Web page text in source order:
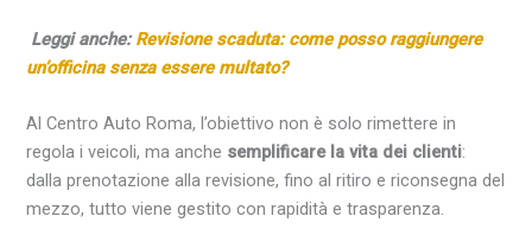
Leggi anche:Revisione scaduta: come posso raggiungere
un’officina senza essere multato?
Al Centro Auto Roma, l’obiettivo non è solo rimettere in
regola i veicoli, ma anche semplificare la vita dei clienti:
dalla prenotazione alla revisione, fino al ritiro e riconsegna del
mezzo, tutto viene gestito con rapidità e trasparenza.